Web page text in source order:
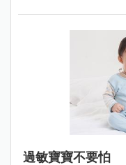
過敏寶寶不要怕